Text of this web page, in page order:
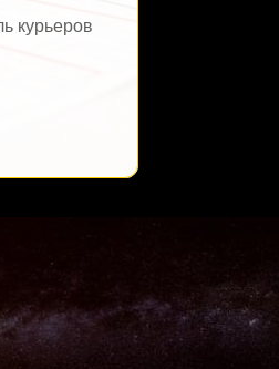
курьеров